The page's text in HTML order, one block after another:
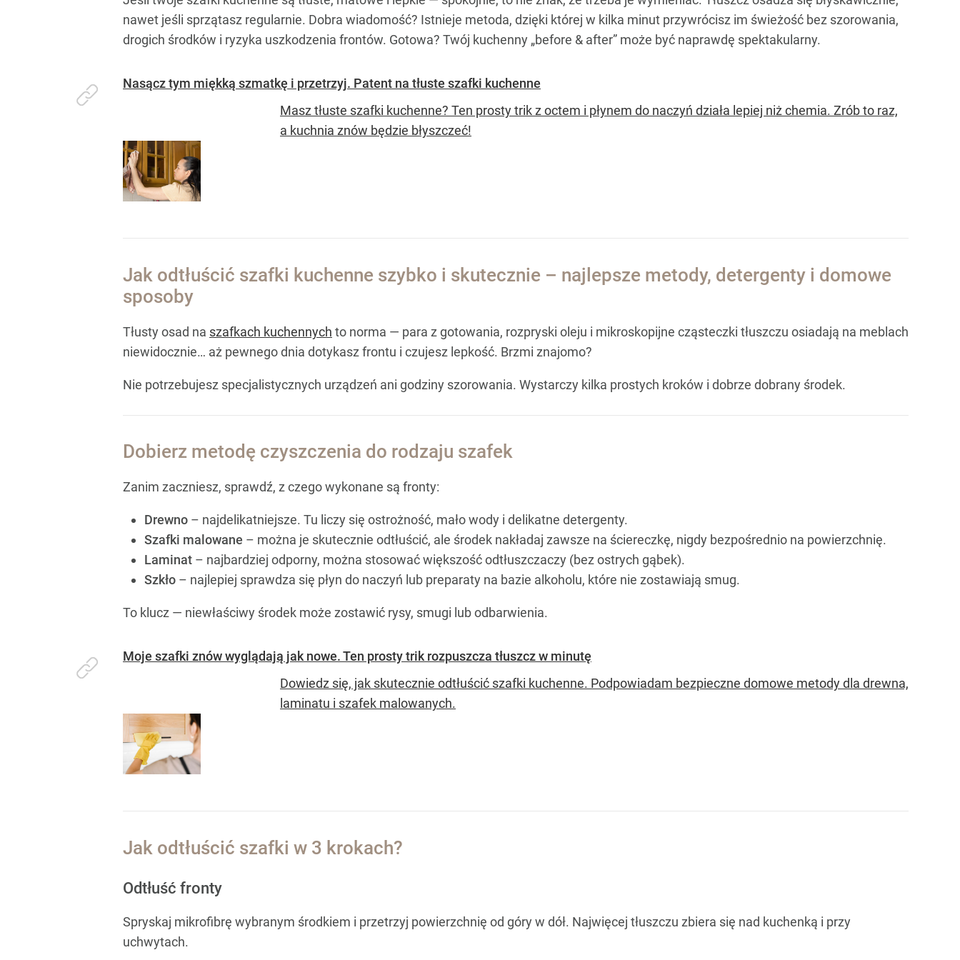
nawet jeśli sprzątasz regularnie. Dobra wiadomość? Istnieje metoda, dzięki której w kilka minut przywrócisz im świeżość bez szorowania,
drogich środków i ryzyka uszkodzenia frontów. Gotowa? Twój kuchenny „before & after” może być naprawdę spektakularny.
Nasącz tym miękką szmatkę i przetrzyj. Patent na tłuste szafki kuchenne
Masz tłuste szafki kuchenne? Ten prosty trik z octem i płynem do naczyń działa lepiej niż chemia. Zrób to raz,
a kuchnia znów będzie błyszczeć!
Jak odtłuścić szafki kuchenne szybko i skutecznie – najlepsze metody, detergenty i domowe
sposoby
Tłusty osad na szafkach kuchennych to norma — para z gotowania, rozpryski oleju i mikroskopijne cząsteczki tłuszczu osiadają na meblach
niewidocznie… aż pewnego dnia dotykasz frontu i czujesz lepkość. Brzmi znajomo?
Nie potrzebujesz specjalistycznych urządzeń ani godziny szorowania. Wystarczy kilka prostych kroków i dobrze dobrany środek.
Dobierz metodę czyszczenia do rodzaju szafek
Zanim zaczniesz, sprawdź, z czego wykonane są fronty:
Drewno – najdelikatniejsze. Tu liczy się ostrożność, mało wody i delikatne detergenty.
Szafki malowane – można je skutecznie odtłuścić, ale środek nakładaj zawsze na ściereczkę, nigdy bezpośrednio na powierzchnię.
Laminat – najbardziej odporny, można stosować większość odtłuszczaczy (bez ostrych gąbek).
Szkło – najlepiej sprawdza się płyn do naczyń lub preparaty na bazie alkoholu, które nie zostawiają smug.
To klucz — niewłaściwy środek może zostawić rysy, smugi lub odbarwienia.
Moje szafki znów wyglądają jak nowe. Ten prosty trik rozpuszcza tłuszcz w minutę
Dowiedz się, jak skutecznie odtłuścić szafki kuchenne. Podpowiadam bezpieczne domowe metody dla drewna,
laminatu i szafek malowanych.
Jak odtłuścić szafki w 3 krokach?
Odtłuść fronty
Spryskaj mikrofibrę wybranym środkiem i przetrzyj powierzchnię od góry w dół. Najwięcej tłuszczu zbiera się nad kuchenką i przy
uchwytach.